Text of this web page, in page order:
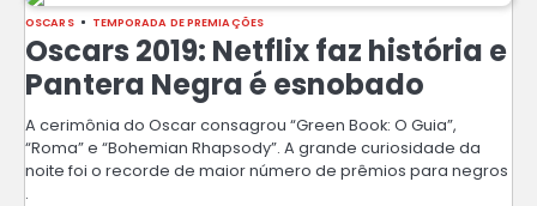
OSCARS TEMPORADA DE PREMIAÇÕES
Oscars 2019: Netflix faz história e
Pantera Negra é esnobado
A cerimônia do Oscar consagrou “Green Book: O Guia”,
“Roma” e “Bohemian Rhapsody”. A grande curiosidade da
noite foi o recorde de maior número de prêmios para negros
.